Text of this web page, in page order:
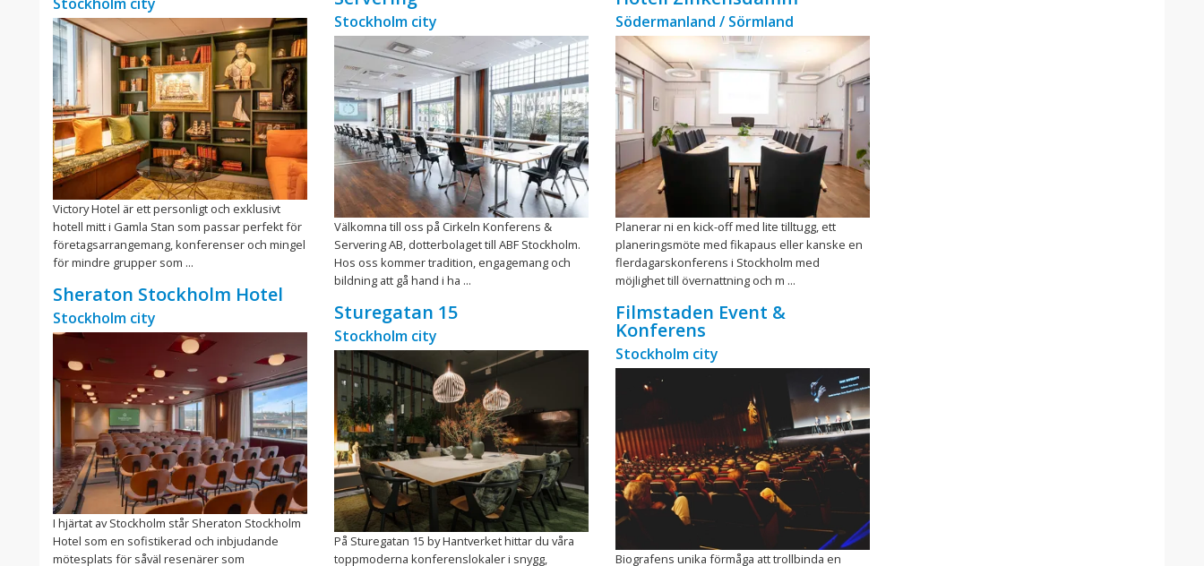
Victory Hotel är ett personligt och exklusivt
hotell mitt i Gamla Stan som passar perfekt för
företagsarrangemang, konferenser och mingel
för mindre grupper som ...
Sheraton Stockholm Hotel
Stockholm city
I hjärtat av Stockholm står Sheraton Stockholm
Hotel som en sofistikerad och inbjudande
mötesplats för såväl resenärer som
Stockholm city
Välkomna till oss på Cirkeln Konferens &
Servering AB, dotterbolaget till ABF Stockholm.
Hos oss kommer tradition, engagemang och
bildning att gå hand i ha ...
Sturegatan 15
Stockholm city
På Sturegatan 15 by Hantverket hittar du våra
toppmoderna konferenslokaler i snygg,
Södermanland / Sörmland
Planerar ni en kick-off med lite tilltugg, ett
planeringsmöte med fikapaus eller kanske en
flerdagarskonferens i Stockholm med
möjlighet till övernattning och m ...
Filmstaden Event &
Konferens
Stockholm city
Biografens unika förmåga att trollbinda en